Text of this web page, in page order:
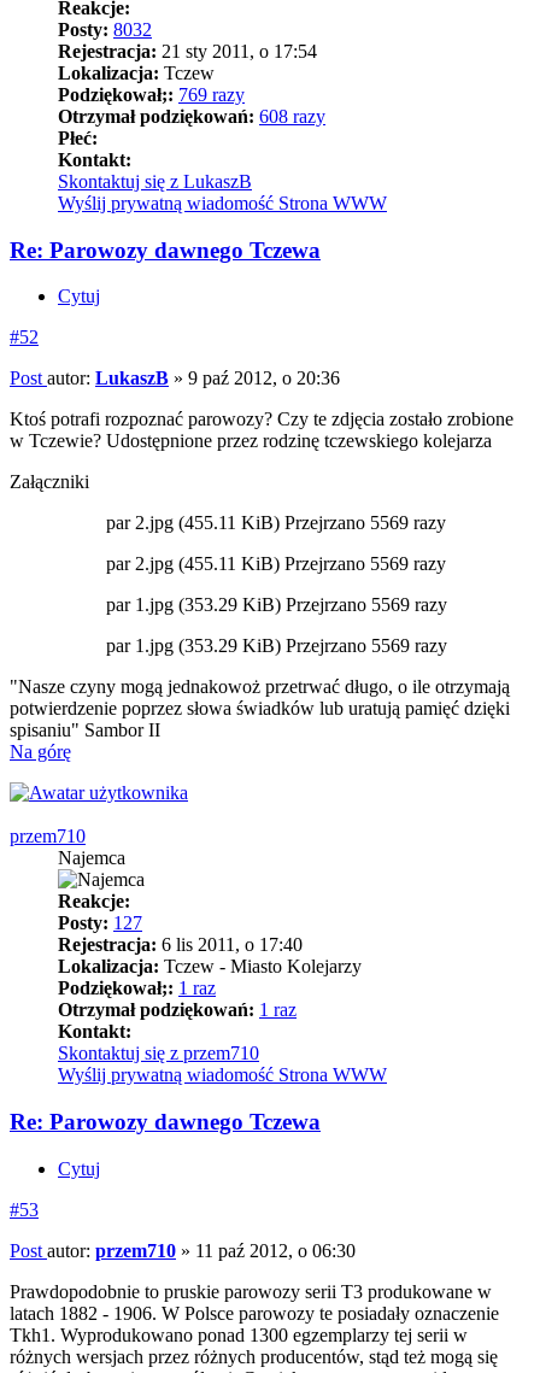
Reakcje:
Posty: 8032
Rejestracja: 21 sty 2011, o 17:54
Lokalizacja: Tczew
Podziękował;: 769 razy
Otrzymał podziękowań: 608 razy
Płeć:
Kontakt:
Skontaktuj się z LukaszB
Wyślij prywatną wiadomość Strona WWW
Re: Parowozy dawnego Tczewa
Cytuj
#52
Post autor: LukaszB » 9 paź 2012, o 20:36
Ktoś potrafi rozpoznać parowozy? Czy te zdjęcia zostało zrobione
w Tczewie? Udostępnione przez rodzinę tczewskiego kolejarza
Załączniki
par 2.jpg (455.11 KiB) Przejrzano 5569 razy
par 2.jpg (455.11 KiB) Przejrzano 5569 razy
par 1.jpg (353.29 KiB) Przejrzano 5569 razy
par 1.jpg (353.29 KiB) Przejrzano 5569 razy
"Nasze czyny mogą jednakowoż przetrwać długo, o ile otrzymają
potwierdzenie poprzez słowa świadków lub uratują pamięć dzięki
spisaniu" Sambor II
Na górę
przem710
Najemca
Reakcje:
Posty: 127
Rejestracja: 6 lis 2011, o 17:40
Lokalizacja: Tczew - Miasto Kolejarzy
Podziękował;: 1 raz
Otrzymał podziękowań: 1 raz
Kontakt:
Skontaktuj się z przem710
Wyślij prywatną wiadomość Strona WWW
Re: Parowozy dawnego Tczewa
Cytuj
#53
Post autor: przem710 » 11 paź 2012, o 06:30
Prawdopodobnie to pruskie parowozy serii T3 produkowane w
latach 1882 - 1906. W Polsce parowozy te posiadały oznaczenie
Tkh1. Wyprodukowano ponad 1300 egzemplarzy tej serii w
różnych wersjach przez różnych producentów, stąd też mogą się